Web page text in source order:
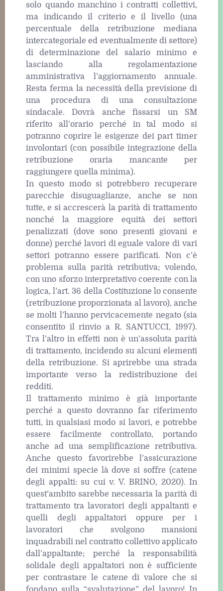
solo quando manchino i contratti collettivi,
ma indicando il criterio e il livello (una
percentuale della retribuzione mediana
intercategoriale ed eventualmente di settore)
di determinazione del salario minimo e
lasciando alla regolamentazione
amministrativa l’aggiornamento annuale.
Resta ferma la necessità della previsione di
una procedura di una consultazione
sindacale. Dovrà anche fissarsi un SM
riferito all’orario perché in tal modo si
potranno coprire le esigenze dei part timer
involontari (con possibile integrazione della
retribuzione oraria mancante per
raggiungere quella minima).
In questo modo si potrebbero recuperare
parecchie disuguaglianze, anche se non
tutte, e si accrescerà la parità di trattamento
nonché la maggiore equità dei settori
penalizzati (dove sono presenti giovani e
donne) perché lavori di eguale valore di vari
settori potranno essere parificati. Non c’è
problema sulla parità retributiva; volendo,
con uno sforzo interpretativo coerente con la
logica, l’art. 36 della Costituzione lo consente
(retribuzione proporzionata al lavoro), anche
se molti l’hanno pervicacemente negato (sia
consentito il rinvio a R. SANTUCCI, 1997).
Tra l’altro in effetti non è un’assoluta parità
di trattamento, incidendo su alcuni elementi
della retribuzione. Si aprirebbe una strada
importante verso la redistribuzione dei
redditi.
Il trattamento minimo è già importante
perché a questo dovranno far riferimento
tutti, in qualsiasi modo si lavori, e potrebbe
essere facilmente controllato, portando
anche ad una semplificazione retributiva.
Anche questo favorirebbe l’assicurazione
dei minimi specie là dove si soffre (catene
degli appalti: su cui v. V. BRINO, 2020). In
quest’ambito sarebbe necessaria la parità di
trattamento tra lavoratori degli appaltanti e
quelli degli appaltatori oppure per i
lavoratori che svolgono mansioni
inquadrabili nel contratto collettivo applicato
dall’appaltante; perché la responsabilità
solidale degli appaltatori non è sufficiente
per contrastare le catene di valore che si